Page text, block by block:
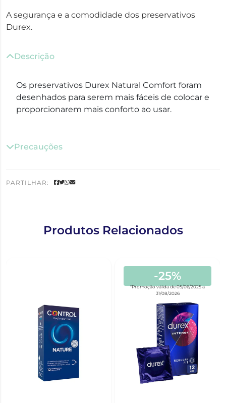
A segurança e a comodidade dos preservativos
Durex.
Descrição
Os preservativos Durex Natural Comfort foram
desenhados para serem mais fáceis de colocar e
proporcionarem mais conforto ao usar.
Precauções
PARTILHAR:
Produtos Relacionados
-25%
*Promoção válida de 05/06/2025 a
31/08/2026